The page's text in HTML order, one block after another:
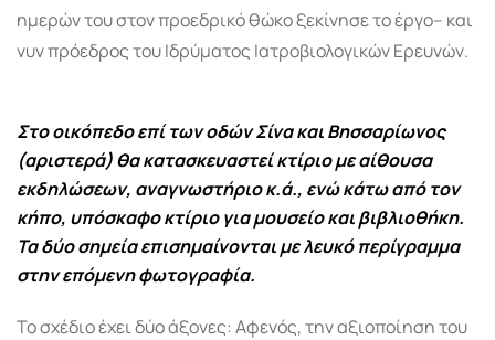
ημερών του στον προεδρικό θώκο ξεκίνησε το έργο– και
νυν πρόεδρος του Ιδρύματος Ιατροβιολογικών Ερευνών.
Στο οικόπεδο επί των οδών Σίνα και Βησσαρίωνος
(αριστερά) θα κατασκευαστεί κτίριο με αίθουσα
εκδηλώσεων, αναγνωστήριο κ.ά., ενώ κάτω από τον
κήπο, υπόσκαφο κτίριο για μουσείο και βιβλιοθήκη.
Τα δύο σημεία επισημαίνονται με λευκό περίγραμμα
στην επόμενη φωτογραφία.
Το σχέδιο έχει δύο άξονες: Αφενός, την αξιοποίηση του